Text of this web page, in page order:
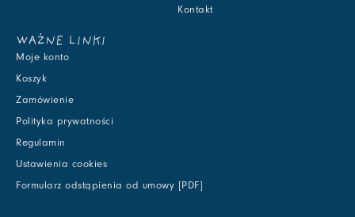
Kontakt
WAŻNE LINKI
Moje konto
Koszyk
Zamówienie
Polityka prywatności
Regulamin
Ustawienia cookies
Formularz odstąpienia od umowy [PDF]